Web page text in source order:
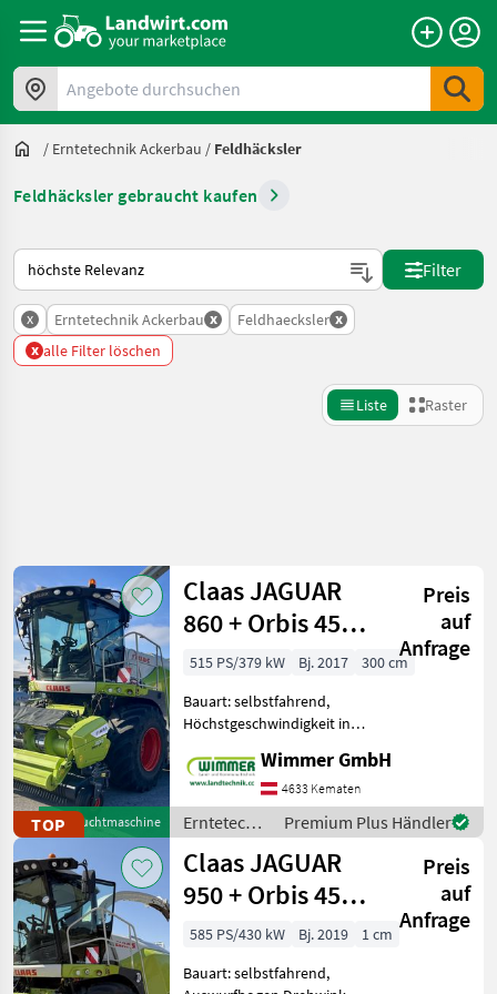
Angebote durchsuchen
/ Erntetechnik Ackerbau / Feldhäcksler
Feldhäcksler gebraucht kaufen
So wird auf Landwirt.com sortiert
Filter
x Erntetechnik Ackerbau x Feldhaecksler x
x alle Filter löschen
Liste Raster
Kategorie 3 Land Filter
AKTUELLER
PFAD
Landtechnik
Erntetechnik
Ackerbau
Feldhaecksler
KATEGORIE
WÄHLEN
Claas
150
John Deere
108
Zurücksetzen
511
anzeigen
TOPGebrauchtmaschine
Claas JAGUAR
860 + Orbis 450 +
PICK UP 300 ✅
Preis
auf
Anfrage
515 PS/379 kW Bj. 2017
300 cm
Bauart: selbstfahrend,
Höchstgeschwindigkeit in
Beleuchtung, Klimaanlage,
Komfortsitz, Einweisersitz,
Rückfahrkamera Komplett
Durchrepariert!
(Verschleißtei
Wimmer GmbH
4633 Kematen
Erntetechnik
Ackerbau /
Claas
Premium Plus Händler
Claas JAGUAR
950 + Orbis 450 +
PICK UP 300 ✅
Preis
auf
Anfrage
585 PS/430 kW Bj. 2019
1 cm
Bauart: selbstfahrend,